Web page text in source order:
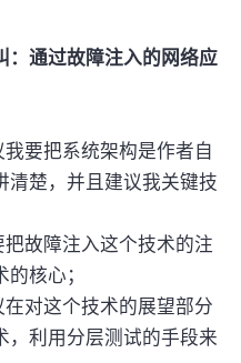
：通过故障注入的网络应
要把系统架构是作者自
清楚，并且建议我关键技
故障注入这个技术的注
核心；
对这个技术的展望部分
，利用分层测试的手段来